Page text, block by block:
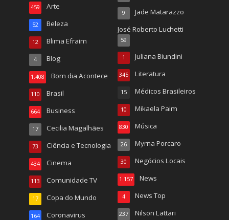
Arte
459
Beleza
52
Blima Efraim
12
Blog
4
Bom dia Acontece
1.408
Brasil
110
Business
664
Cecilia Magalhães
17
Ciência e Tecnologia
73
Cinema
434
Comunidade TV
113
Copa do Mundo
17
Coronavirus
164
Jade Matarazzo
9
José Roberto Luchetti
59
Juliana Biundini
1
Literatura
345
Médicos Brasileiros
15
Mikaela Paim
10
Música
830
Myrna Porcaro
26
Negócios Locais
30
News
1.157
News Top
4
Nilson Lattari
237